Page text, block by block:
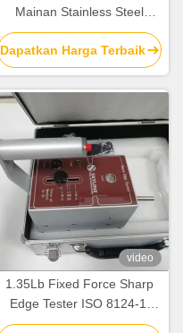
Mainan Stainless Steel
Sharp Point Tester Untuk
Produk Anak-Anak
Dapatkan Harga Terbaik
video
1.35Lb Fixed Force Sharp
Edge Tester ISO 8124-1,
Produk Anak-Anak / Mainan